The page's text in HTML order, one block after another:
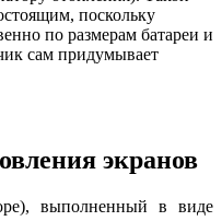
поскольку
по размерам батареи и
сам придумывает
экранов
выполненный в виде